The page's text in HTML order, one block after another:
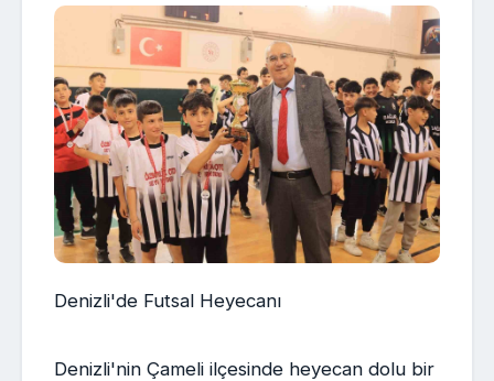
Denizli'de Futsal Heyecanı
Denizli'nin Çameli ilçesinde heyecan dolu bir